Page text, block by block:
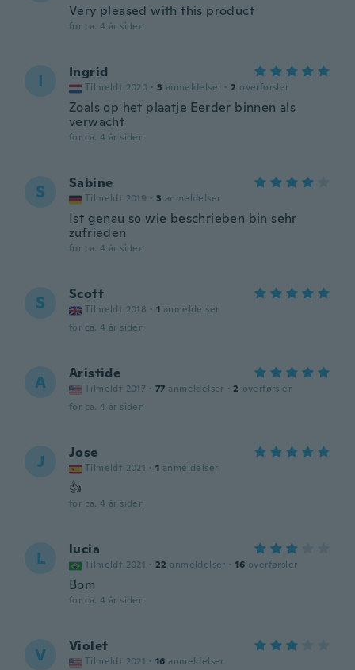
Very pleased with this product
for ca. 4 år siden
I Ingrid
Tilmeldt 2020 · 3 anmeldelser · 2 overførsler
Zoals op het plaatje Eerder binnen als
verwacht
for ca. 4 år siden
S Sabine
Tilmeldt 2019 · 3 anmeldelser
Ist genau so wie beschrieben bin sehr
zufrieden
for ca. 4 år siden
S Scott
Tilmeldt 2018 · 1 anmeldelser
for ca. 4 år siden
A Aristide
Tilmeldt 2017 · 77 anmeldelser · 2 overførsler
for ca. 4 år siden
J Jose
Tilmeldt 2021 · 1 anmeldelser
👍
for ca. 4 år siden
L lucia
Tilmeldt 2021 · 22 anmeldelser · 16 overførsler
Bom
for ca. 4 år siden
V Violet
Tilmeldt 2021 · 16 anmeldelser